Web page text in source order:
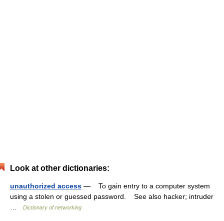
Look at other dictionaries:
unauthorized access — To gain entry to a computer system
using a stolen or guessed password. See also hacker; intruder
Dictionary of networking